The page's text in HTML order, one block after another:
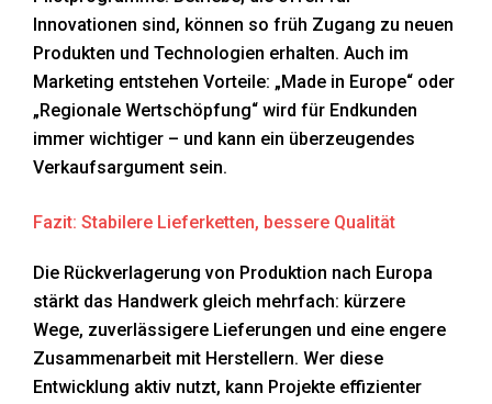
Innovationen sind, können so früh Zugang zu neuen
Produkten und Technologien erhalten. Auch im
Marketing entstehen Vorteile: „Made in Europe“ oder
„Regionale Wertschöpfung“ wird für Endkunden
immer wichtiger – und kann ein überzeugendes
Verkaufsargument sein.
Fazit: Stabilere Lieferketten, bessere Qualität
Die Rückverlagerung von Produktion nach Europa
stärkt das Handwerk gleich mehrfach: kürzere
Wege, zuverlässigere Lieferungen und eine engere
Zusammenarbeit mit Herstellern. Wer diese
Entwicklung aktiv nutzt, kann Projekte effizienter